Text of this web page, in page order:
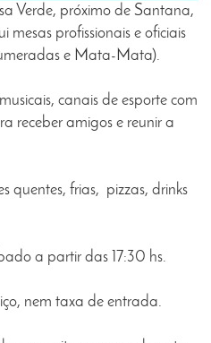
Verde, próximo de Santana,
mesas profissionais e oficiais
e Mata-Mata).
canais de esporte com
receber amigos e reunir a
quentes, frias, pizzas, drinks
a partir das 17:30 hs.
nem taxa de entrada.